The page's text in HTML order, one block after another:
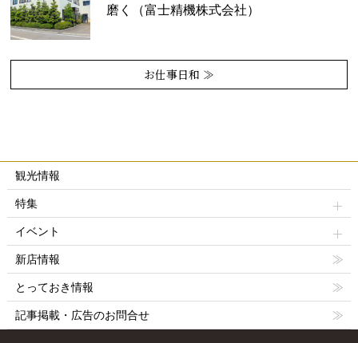
磨く（富士精機株式会社）
お仕事日和 ≫
観光情報
特集
イベント
新店情報
とっておき情報
記事掲載・広告のお問合せ